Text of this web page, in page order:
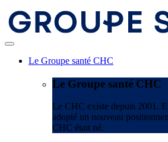
Le Groupe santé CHC
Le Groupe santé CHC
Le CHC existe depuis 2001.
adopté un nouveau
CHC était né.